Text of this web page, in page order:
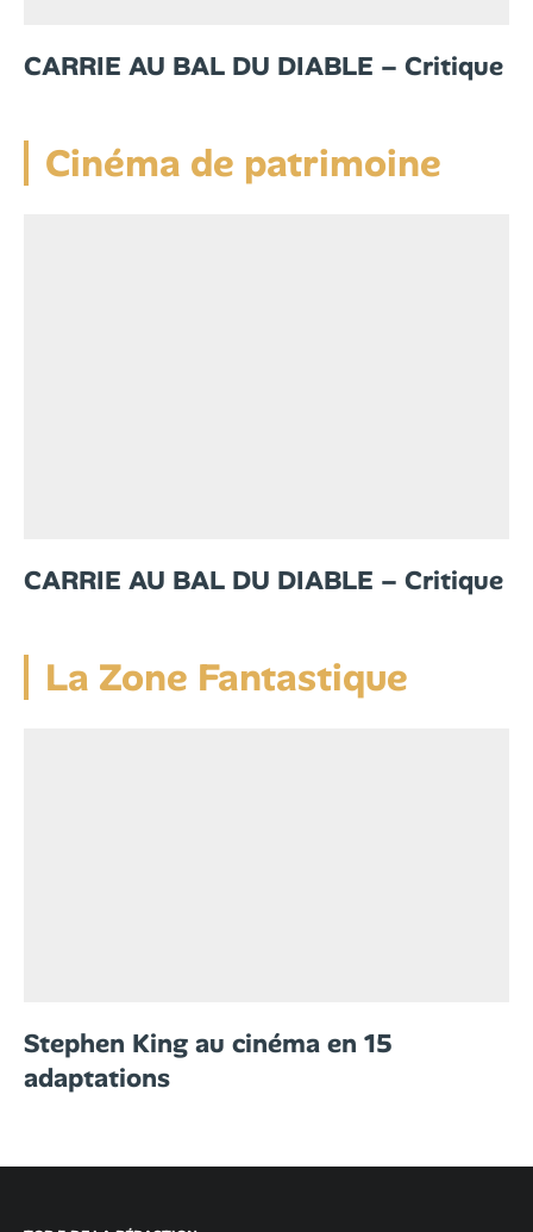
CARRIE AU BAL DU DIABLE – Critique
Cinéma de patrimoine
CARRIE AU BAL DU DIABLE – Critique
La Zone Fantastique
Stephen King au cinéma en 15
adaptations